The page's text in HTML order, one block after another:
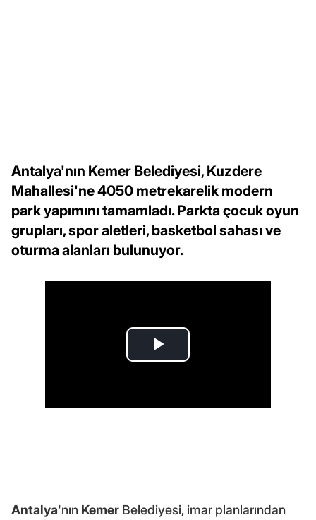
Antalya'nın Kemer Belediyesi, Kuzdere
Mahallesi'ne 4050 metrekarelik modern
park yapımını tamamladı. Parkta çocuk oyun
grupları, spor aletleri, basketbol sahası ve
oturma alanları bulunuyor.
Antalya'nın Kemer Belediyesi, imar planlarından